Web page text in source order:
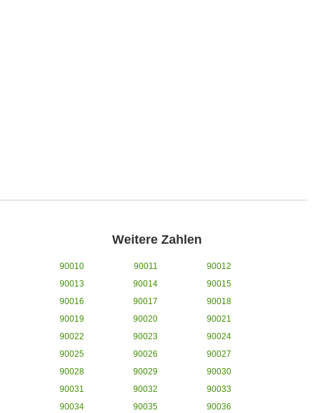
Weitere Zahlen
90010 90011
90012
90013
90014
90015
90016
90017
90018
90019
90020
90021
90022
90023
90024
90025
90026
90027
90028
90029
90030
90031
90032
90033
90034
90035
90036